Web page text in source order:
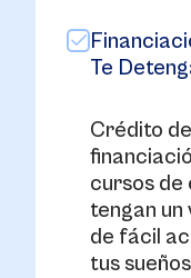
Te
Crédito
cursos de
tengan un
de fácil
tus